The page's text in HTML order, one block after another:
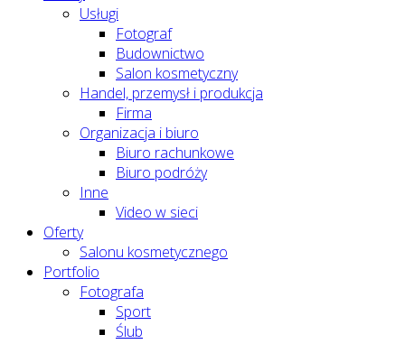
Usługi
Fotograf
Budownictwo
Salon kosmetyczny
Handel, przemysł i produkcja
Firma
Organizacja i biuro
Biuro rachunkowe
Biuro podróży
Inne
Video w sieci
Oferty
Salonu kosmetycznego
Portfolio
Fotografa
Sport
Ślub